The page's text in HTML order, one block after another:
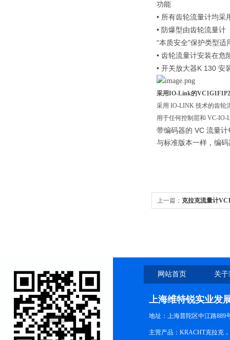
功能
• 所有齿轮流量计均采
• 防爆型由齿轮流量计
“本质安全"保护类型适
• 齿轮流量计安装在危
• 开关放大器K 130 安
采用IO-Link的
采用 IO-LINK 技术的齿轮
用于任何控制层和 VC-IO-
带编码器的 VC 流量
与标准版本一样，编
上一篇： 克拉克流量计
网站首页 关
上海维特锐实业发
地址：上海普陀区中江路889
主营产品：KRACHT克拉克